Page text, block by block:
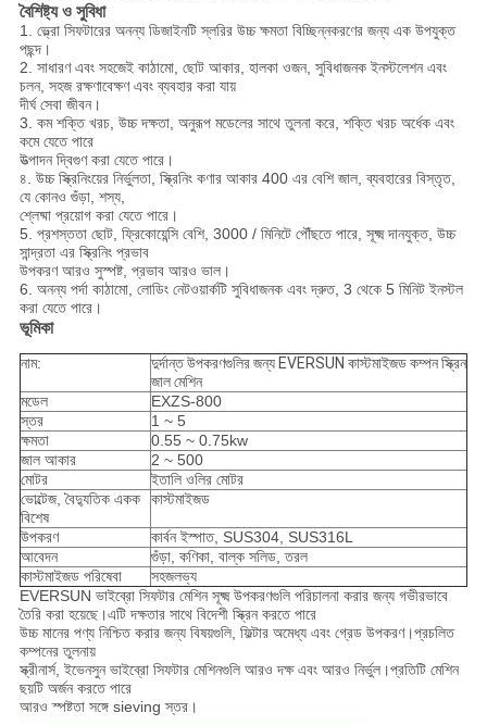
বৈশিষ্ট্য ও সুবিধা
1. ভ্ল্রো সিফটারের অনন্য ডিজাইনটি স্লরির উচ্চ ক্ষমতা বিচ্ছিন্নকরণের জন্য এক উপযুক্ত
পছন্দ।
2. সাধারণ এবং সহজেই কাঠামো, ছোট আকার, হালকা ওজন, সুবিধাজনক ইনস্টলেশন এবং
চলন, সহজ রক্ষণাবেক্ষণ এবং ব্যবহার করা যায়
দীর্ঘ সেবা জীবন।
3. কম শক্তি খরচ, উচ্চ দক্ষতা, অনুরূপ মডেলের সাথে তুলনা করে, শক্তি খরচ অর্ধেক এবং
কমে যেতে পারে
উত্পাদন দ্বিগুণ করা যেতে পারে।
৪. উচ্চ স্ক্রিনিংয়ের নির্ভুলতা, স্ক্রিনিং কণার আকার 400 এর বেশি জাল, ব্যবহারের বিস্তৃত,
যে কোনও গুঁড়া, শস্য,
শ্লেষ্মা প্রয়োগ করা যেতে পারে।
5. প্রশস্ততা ছোট, ফ্রিকোয়েন্সি বেশি, 3000 / মিনিটে পৌঁছতে পারে, সূক্ষ্ম দানযুক্ত, উচ্চ
সান্দ্রতা এর স্ক্রিনিং প্রভাব
উপকরণ আরও সুস্পষ্ট, প্রভাব আরও ভাল।
6. অনন্য পর্দা কাঠামো, লোডিং নেটওয়ার্কটি সুবিধাজনক এবং দ্রুত, 3 থেকে 5 মিনিট ইনস্টল
করা যেতে পারে।
ভূমিকা
নাম:
দুর্দান্ত উপকরণগুলির জন্য EVERSUN কাস্টমাইজড কম্পন স্ক্রিন
জাল মেশিন
মডেল
EXZS-800
স্তর
1 ~ 5
ক্ষমতা
0.55 ~ 0.75kw
জাল আকার
2 ~ 500
মোটর
ইতালি ওলির মোটর
ভোল্টেজ, বৈদ্যুতিক একক
বিশেষ
কাস্টমাইজড
উপকরণ
কার্বন ইস্পাত, SUS304, SUS316L
আবেদন
গুঁড়া, কণিকা, বাল্ক সলিড, তরল
কাস্টমাইজড পরিষেবা
সহজলভ্য
EVERSUN ভাইব্রো সিফটার মেশিন সূক্ষ্ম উপকরণগুলি পরিচালনা করার জন্য গভীরভাবে
তৈরি করা হয়েছে।এটি দক্ষতার সাথে বিদেশী স্ক্রিন করতে পারে
উচ্চ মানের পণ্য নিশ্চিত করার জন্য বিষয়গুলি, ফিল্টার অমেধ্য এবং গ্রেড উপকরণ।প্রচলিত
কম্পনের তুলনায়
স্ক্রীনার্স, ইভেনসুন ভাইব্রো সিফটার মেশিনগুলি আরও দক্ষ এবং আরও নির্ভুল।প্রতিটি মেশিন
ছয়টি অর্জন করতে পারে
আরও স্পষ্টতা সঙ্গে sieving স্তর।